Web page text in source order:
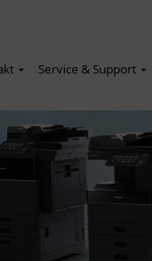
Service & Support